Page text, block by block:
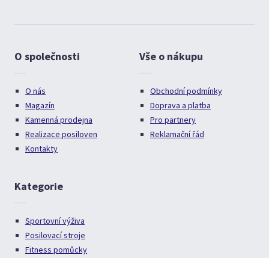
O společnosti
O nás
Magazín
Kamenná prodejna
Realizace posiloven
Kontakty
Vše o nákupu
Obchodní podmínky
Doprava a platba
Pro partnery
Reklamační řád
Kategorie
Sportovní výživa
Posilovací stroje
Fitness pomůcky